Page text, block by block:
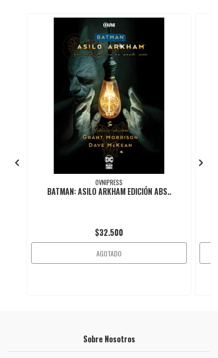
OVNIPRESS
BATMAN: ASILO ARKHAM EDICIÓN ABS..
$32.500
AGOTADO
Sobre Nosotros